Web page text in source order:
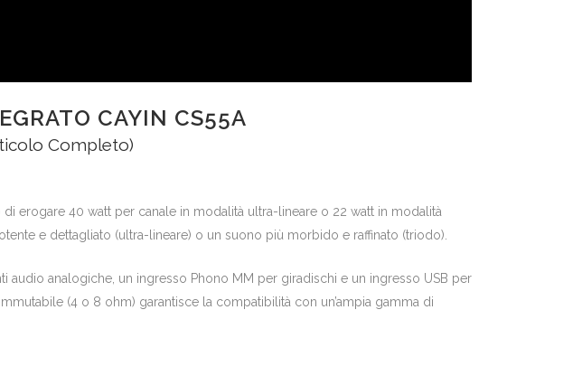
CAYIN CS55A
Completo)
erogare 40 watt per canale in modalità ultra-lineare o 22 watt in modalità
e dettagliato (ultra-lineare) o un suono più morbido e raffinato (triodo).
audio analogiche, un ingresso Phono MM per giradischi e un ingresso USB per
(4 o 8 ohm) garantisce la compatibilità con un’ampia gamma di